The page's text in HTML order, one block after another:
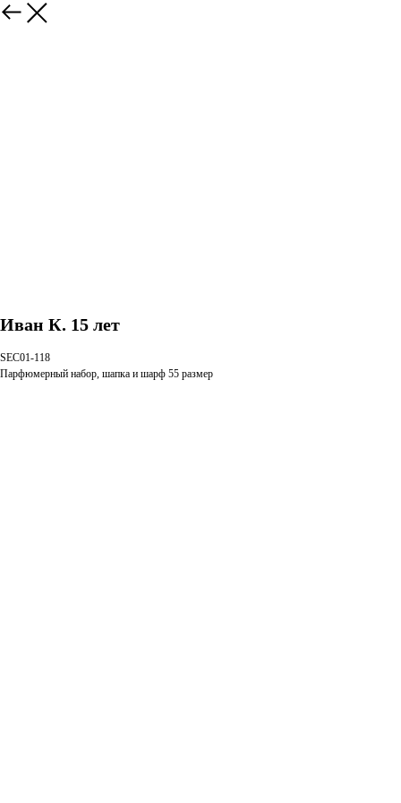
Иван К. 15 лет
SEC01-118
Парфюмерный набор, шапка и шарф 55 размер